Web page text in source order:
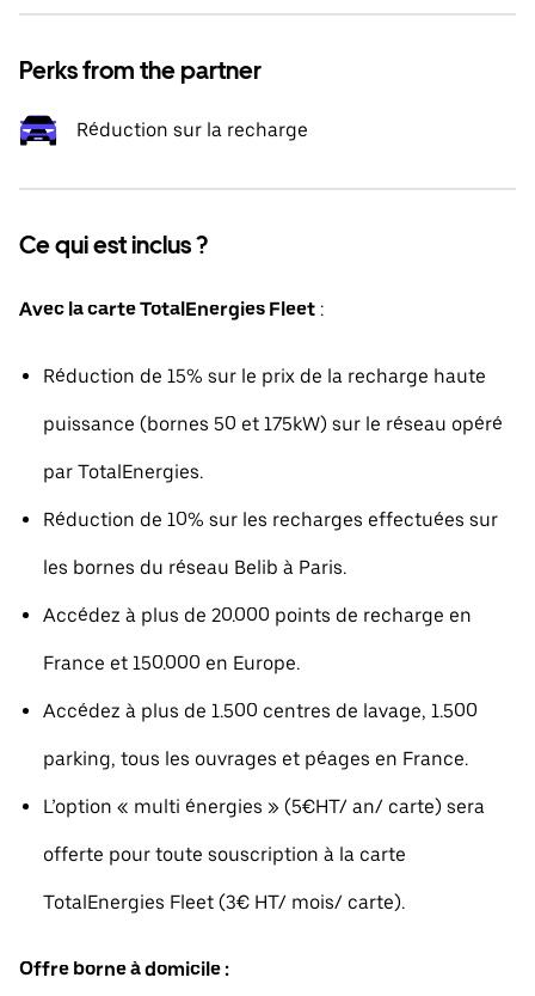
Perks from the partner
Réduction sur la recharge
Ce qui est inclus ?
Avec la carte TotalEnergies Fleet :
Réduction de 15% sur le prix de la recharge haute
puissance (bornes 50 et 175kW) sur le réseau opéré
par TotalEnergies.
Réduction de 10% sur les recharges effectuées sur
les bornes du réseau Belib à Paris.
Accédez à plus de 20.000 points de recharge en
France et 150.000 en Europe.
Accédez à plus de 1.500 centres de lavage, 1.500
parking, tous les ouvrages et péages en France.
L’option « multi énergies » (5€HT/ an/ carte) sera
offerte pour toute souscription à la carte
TotalEnergies Fleet (3€ HT/ mois/ carte).
Offre borne à domicile :